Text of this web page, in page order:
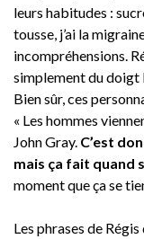
leurs habitudes :
tousse, j’ai la
incompréhensions.
simplement du doigt
Bien sûr, ces
« Les hommes
John Gray. C’est
mais ça fait quand
moment que ça se
Les phrases de